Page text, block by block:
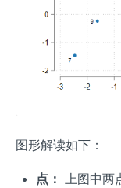
图形解读如下：
点：
上图中